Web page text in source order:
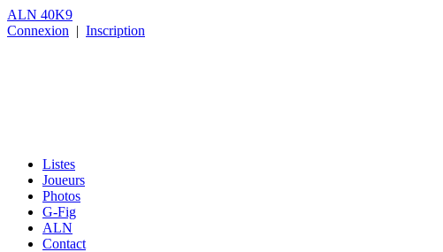
ALN 40K9
Connexion | Inscription
Listes
Joueurs
Photos
G-Fig
ALN
Contact